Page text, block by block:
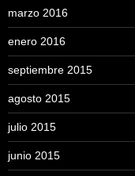
marzo 2016
enero 2016
septiembre 2015
agosto 2015
julio 2015
junio 2015